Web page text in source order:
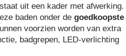
uit een kader met afwerking.
baden onder de goedkoopste
voorzien worden van extra
badgrepen, LED-verlichting